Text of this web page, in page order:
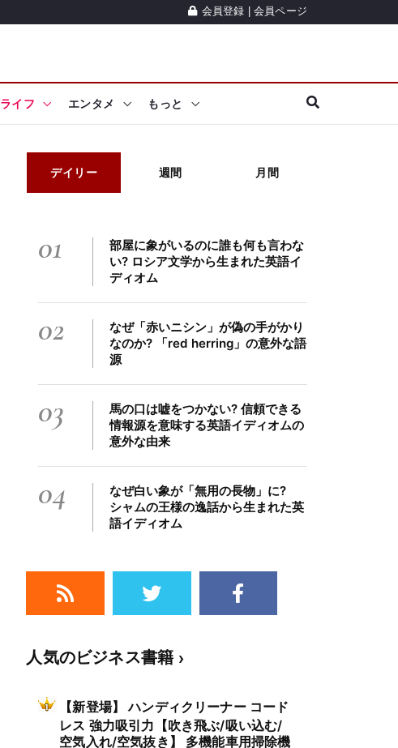
会員登録 会員ページ
ライフ エンタメ もっと
デイリー 週間 月間
01
部屋に象がいるのに誰も何も言わな
い? ロシア文学から生まれた英語イ
ディオム
02
なぜ「赤いニシン」が偽の手がかり
なのか? 「red herring」の意外な語
源
03
馬の口は嘘をつかない? 信頼できる
情報源を意味する英語イディオムの
意外な由来
04
なぜ白い象が「無用の長物」に?
シャムの王様の逸話から生まれた英
語イディオム
人気のビジネス書籍
【新登場】 ハンディクリーナー コード
レス 強力吸引力【吹き飛ぶ/吸い込む/
空気入れ/空気抜き】 多機能車用掃除機